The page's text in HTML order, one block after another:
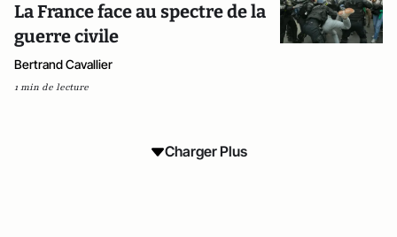
La France face au spectre de la
guerre civile
Bertrand Cavallier
1 min de lecture
Charger Plus